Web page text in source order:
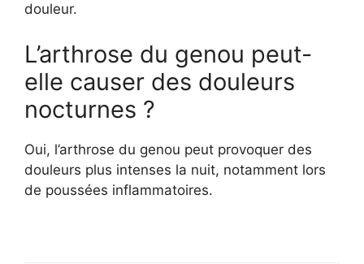
douleur.
L’arthrose du genou peut-
elle causer des douleurs
nocturnes ?
Oui, l’arthrose du genou peut provoquer des
douleurs plus intenses la nuit, notamment lors
de poussées inflammatoires.